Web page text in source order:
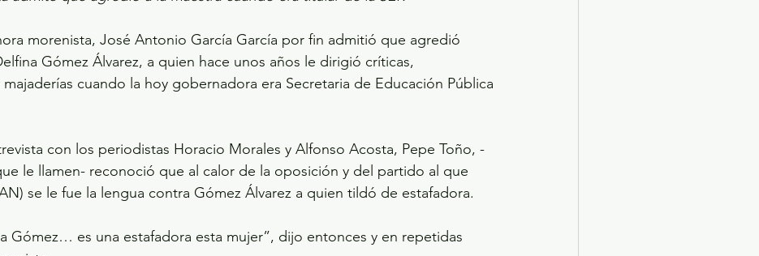
morenista, José Antonio García García por fin admitió que agredió
Gómez Álvarez, a quien hace unos años le dirigió críticas,
cuando la hoy gobernadora era Secretaria de Educación Pública
con los periodistas Horacio Morales y Alfonso Acosta, Pepe Toño, -
le llamen- reconoció que al calor de la oposición y del partido al que
se le fue la lengua contra Gómez Álvarez a quien tildó de estafadora.
Gómez… es una estafadora esta mujer”, dijo entonces y en repetidas